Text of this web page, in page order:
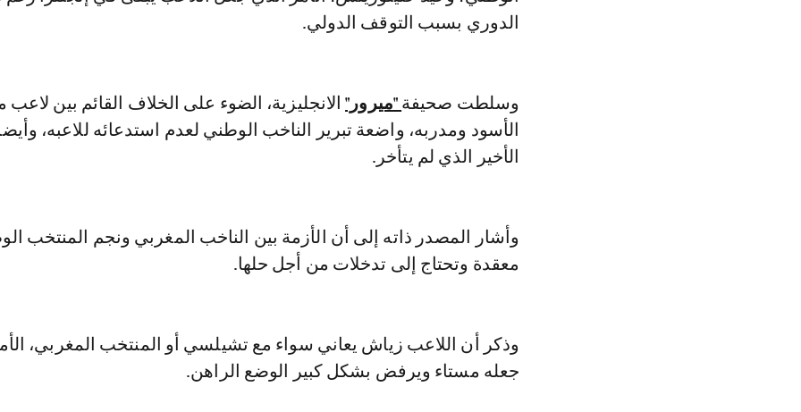
الدوري بسبب التوقف الدولي.
وسلطت صحيفة "ميرور"الانجليزية، الضوء على الخلاف القائم بين
الأسود ومدربه، واضعة تبرير الناخب الوطني لعدم استدعائه للاعبه،
الأخير الذي لم يتأخر.
وأشار المصدر ذاته إلى أن الأزمة بين الناخب المغربي ونجم المنتخب
معقدة وتحتاج إلى تدخلات من أجل حلها.
وذكر أن اللاعب زياش يعاني سواء مع تشيلسي أو المنتخب المغربي،
جعله مستاء ويرفض بشكل كبير الوضع الراهن.